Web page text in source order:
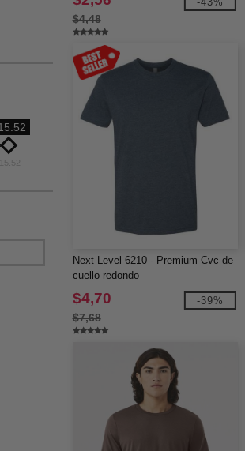
15.52
$4,48
Next Level 6210 - Premium Cvc de
cuello redondo
$4,70
$7,68
-39%